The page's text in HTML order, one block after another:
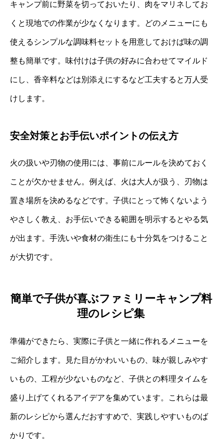
キャンプ前に野菜を切っておいたり、肉をマリネしてお
くと現地での作業が少なくなります。どのメニューにも
使えるシンプルな調味料セットを用意しておけば味の調
整も簡単です。味付けは子供の好みに合わせてマイルド
にし、香辛料などは別添えにするなど工夫すると万人受
けします。
安全対策とお手伝いポイントの伝え方
火の扱いや刃物の使用には、事前にルールを決めておく
ことが欠かせません。例えば、火は大人が扱う、刃物は
置き場所を決めるなどです。子供にとって怖くないよう
やさしく教え、お手伝いできる範囲を明示するとやる気
が出ます。手洗いや食材の衛生にも十分気をつけること
が大切です。
簡単で子供が喜ぶファミリーキャンプ料
理のレシピ集
準備ができたら、実際に子供と一緒に作れるメニューを
ご紹介します。見た目がかわいいもの、味が親しみやす
いもの、工程が少ないものなど、子供との料理タイムを
盛り上げてくれるアイデアを集めています。これらは最
新のレシピから選んだおすすめで、実践しやすいものば
かりです。